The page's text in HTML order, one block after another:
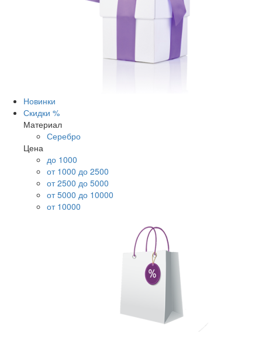
Новинки
Скидки %
Материал
Серебро
Цена
до 1000
от 1000 до 2500
от 2500 до 5000
от 5000 до 10000
от 10000